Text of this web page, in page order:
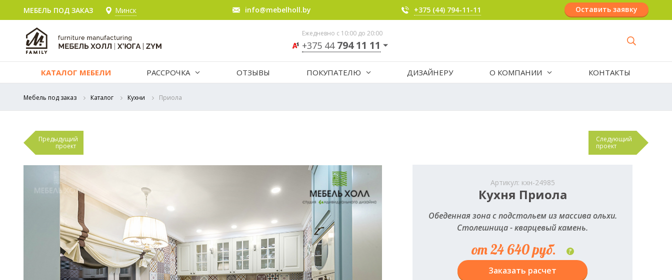
МЕБЕЛЬ ПОД ЗАКАЗ Минск info@mebelholl.by +375 (44) 794-11-11 Оставить заявку
Ежедневно с 10:00 до 20:00
+375 44 794 11 11
КАТАЛОГ МЕБЕЛИ РАССРОЧКА ОТЗЫВЫ ПОКУПАТЕЛЮ ДИЗАЙНЕРУ О КОМПАНИИ КОНТАКТЫ
Мебель под заказ Каталог Кухни Приола
Предыдущий
проект
Следующий
проект
Артикул: кхн-24985
Кухня Приола
Обеденная зона с подстольем из массива ольхи.
Столешница - кварцевый камень.
от 24 640 руб. ?
Заказать расчет